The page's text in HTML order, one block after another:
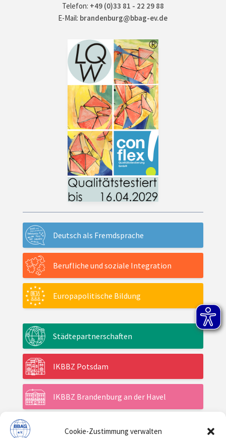
Cookie-Zustimmung verwalten
Telefon: +49 (0)33 81 - 22 29 88
E-Mail: brandenburg@bbag-ev.de
Deutsch als Fremdsprache
Berufliche und soziale Integration
Europapolitische Bildung
Städtepartnerschaften
IKBBZ Potsdam
IKBBZ Brandenburg an der Havel